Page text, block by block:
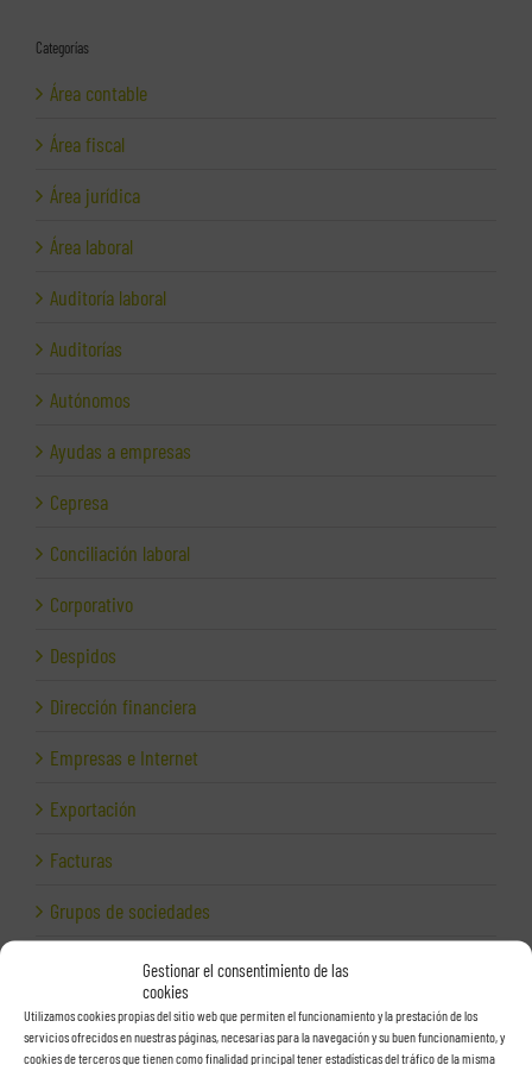
Gestionar el consentimiento de las
cookies
Utilizamos cookies propias del sitio web que permiten el funcionamiento y la prestación de los
servicios ofrecidos en nuestras páginas, necesarias para la navegación y su buen funcionamiento, y
cookies de terceros que tienen como finalidad principal tener estadísticas del tráfico de la misma
Categorías
Área contable
Área fiscal
Área jurídica
Área laboral
Auditoría laboral
Auditorías
Autónomos
Ayudas a empresas
Cepresa
Conciliación laboral
Corporativo
Despidos
Dirección financiera
Empresas e Internet
Exportación
Facturas
Grupos de sociedades
Herencias